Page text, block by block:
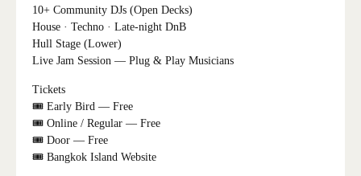
10+ Community DJs (Open Decks)
House · Techno · Late-night DnB
Hull Stage (Lower)
Live Jam Session — Plug & Play Musicians
Tickets
🎟 Early Bird — Free
🎟 Online / Regular — Free
🎟 Door — Free
🎟 Bangkok Island Website